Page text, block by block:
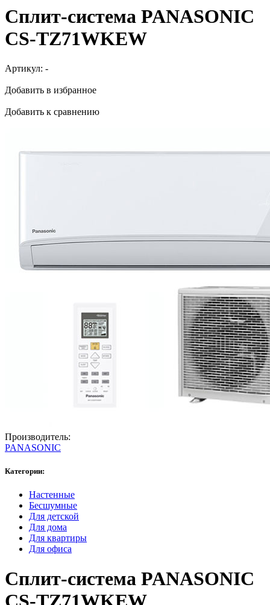
Сплит-система PANASONIC
CS-TZ71WKEW
Артикул: -
Добавить в избранное
Добавить к сравнению
Производитель:
PANASONIC
Категории:
Настенные
Бесшумные
Для детской
Для дома
Для квартиры
Для офиса
Сплит-система PANASONIC
CS-TZ71WKEW